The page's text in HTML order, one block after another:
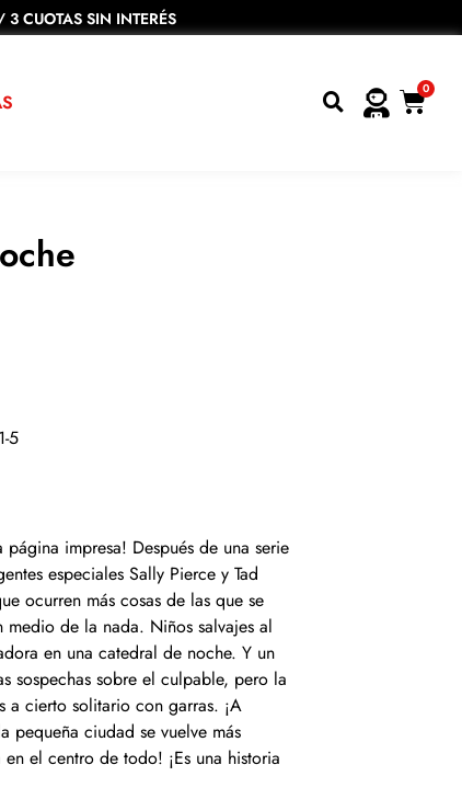
CUOTAS SIN INTERÉS
0
5
impresa! Después de una serie
especiales Sally Pierce y Tad
ocurren más cosas de las que se
medio de la nada. Niños salvajes al
en una catedral de noche. Y un
sospechas sobre el culpable, pero la
a cierto solitario con garras. ¡A
pequeña ciudad se vuelve más
el centro de todo! ¡Es una historia